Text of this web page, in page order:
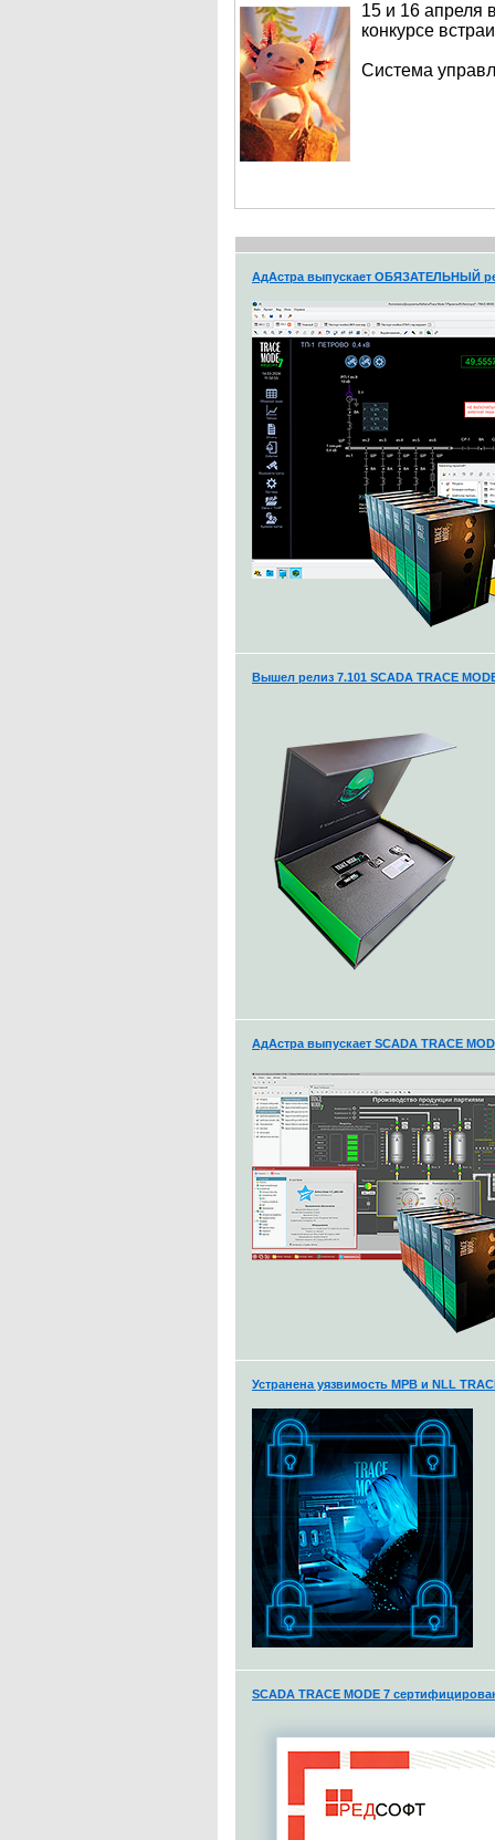
15 и 16 апреля
конкурсе
Система
АдАстра выпускает ОБЯЗАТЕЛЬНЫЙ
Вышел релиз 7.101 SCADA TRACE
АдАстра выпускает SCADA TRACE
Устранена уязвимость МРВ и NLL
SCADA TRACE MODE 7